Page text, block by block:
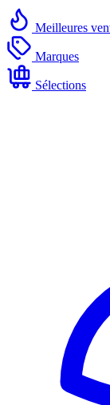
Meilleures
Marques
Sélections